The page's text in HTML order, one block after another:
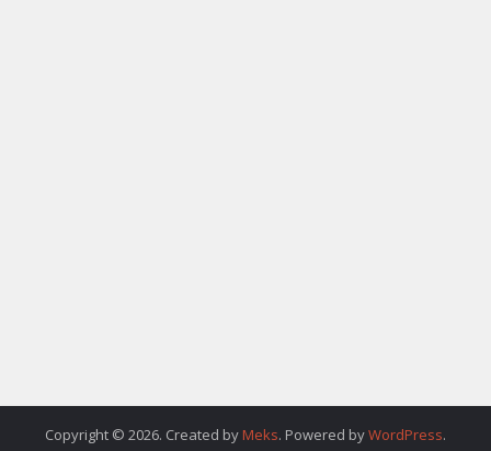
Copyright © 2026. Created by Meks. Powered byWordPress.